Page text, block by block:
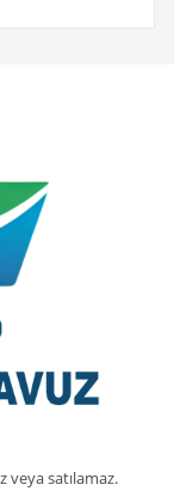
veya satılamaz.